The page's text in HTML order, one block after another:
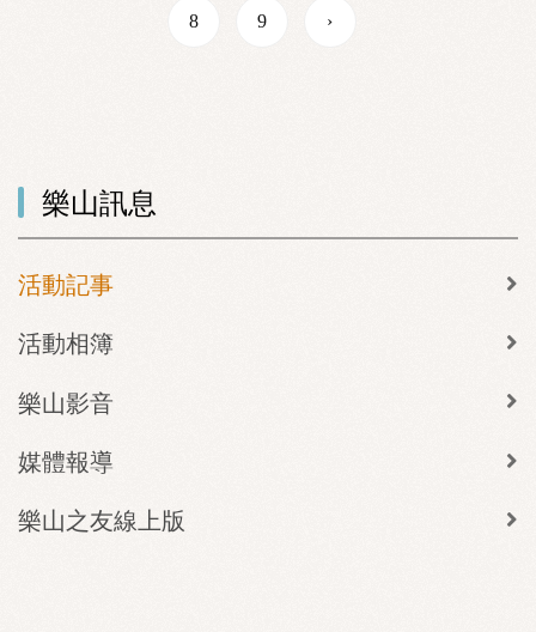
8 9 ›
樂山訊息
活動記事
活動相簿
樂山影音
媒體報導
樂山之友線上版